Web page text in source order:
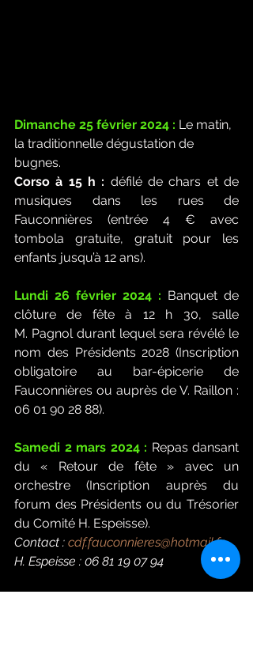
Dimanche 25 février 2024 : Le matin,
la traditionnelle dégustation de
bugnes.
Corso à 15 h : défilé de chars et de
musiques dans les rues de
Fauconnières (entrée 4 € avec
tombola gratuite, gratuit pour les
enfants jusqu’à 12 ans).
Lundi 26 février 2024 : Banquet de
clôture de fête à 12 h 30, salle
M. Pagnol durant lequel sera révélé le
nom des Présidents 2028 (Inscription
obligatoire au bar-épicerie de
Fauconnières ou auprès de V. Raillon :
06 01 90 28 88).
Samedi 2 mars 2024 : Repas dansant
du « Retour de fête » avec un
orchestre (Inscription auprès du
forum des Présidents ou du Trésorier
du Comité H. Espeisse).
Contact : cdf.fauconnieres@hotmail.fr
H. Espeisse : 06 81 19 07 94